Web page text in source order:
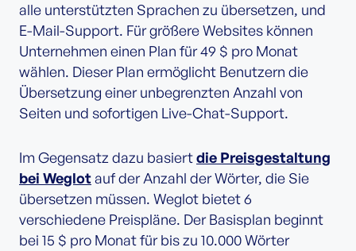
alle unterstützten Sprachen zu übersetzen, und
E-Mail-Support. Für größere Websites können
Unternehmen einen Plan für 49 $ pro Monat
wählen. Dieser Plan ermöglicht Benutzern die
Übersetzung einer unbegrenzten Anzahl von
Seiten und sofortigen Live-Chat-Support.
Im Gegensatz dazu basiertdie Preisgestaltung
bei Weglotauf der Anzahl der Wörter, die Sie
übersetzen müssen. Weglot bietet 6
verschiedene Preispläne. Der Basisplan beginnt
bei 15 $ pro Monat für bis zu 10.000 Wörter